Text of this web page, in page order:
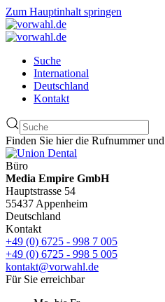
Zum Hauptinhalt springen
Suche
International
Deutschland
Kontakt
Finden Sie hier die Rufnummer
Büro
Media Empire GmbH
Hauptstrasse 54
55437 Appenheim
Deutschland
Kontakt
+49 (0) 6725 - 998 7 005
+49 (0) 6725 - 998 5 005
kontakt@vorwahl.de
Für Sie erreichbar